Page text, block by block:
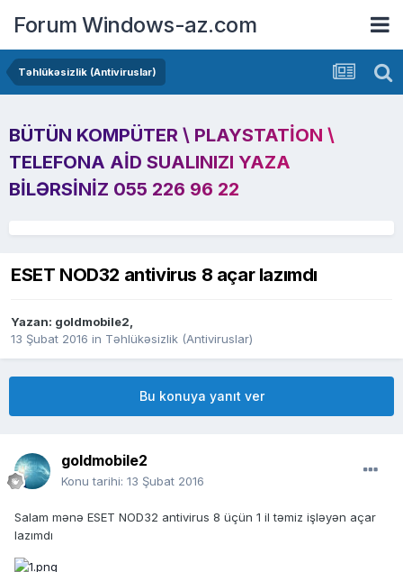
Forum Windows-az.com
Təhlükəsizlik (Antiviruslar)
BÜTÜN KOMPÜTER \ PLAYSTATION \
TELEFONA AID SUALINIZI YAZA
BILƏRSINIZ 055 226 96 22
ESET NOD32 antivirus 8 açar lazımdı
Yazan: goldmobile2,
13 Şubat 2016 in Təhlükəsizlik (Antiviruslar)
Bu konuya yanıt ver
goldmobile2
Konu tarihi: 13 Şubat 2016
Salam mənə ESET NOD32 antivirus 8 üçün 1 il təmiz işləyən açar
lazımdı